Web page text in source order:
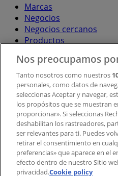
Marcas
Negocios
Negocios cercanos
Productos
Descargar la APP
Copyright © Tiendeo ® 2026
Términos y condiciones
Nos preocupamos
Tanto nosotros como nuestros
personales, como datos de
seleccionas Aceptar y navegar,
los propósitos que se muestran
proporcionar». Si seleccionas
deshabilitan los rastreadores,
ser relevantes para ti. Puedes
retirar el consentimiento en
preferencias» que aparece en el
efecto dentro de nuestro Sitio
privacidad.Cookie policy